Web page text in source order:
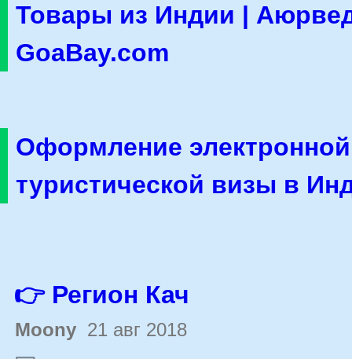
Товары из Индии |
GoaBay.com
Оформление электронной
туристической визы в
👉 Регион Кач
Moony 21 авг 2018